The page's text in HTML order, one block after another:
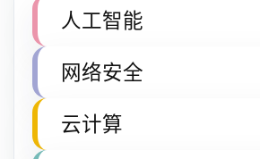
人工智能
网络安全
云计算